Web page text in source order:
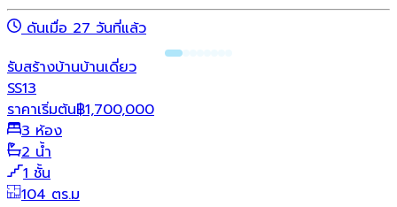
ดันเมื่อ 27 วันที่แล้ว
รับสร้างบ้านบ้านเดี่ยว
SS13
ราคาเริ่มต้น฿1,700,000
3 ห้อง
2 น้ำ
1 ชั้น
104 ตร.ม